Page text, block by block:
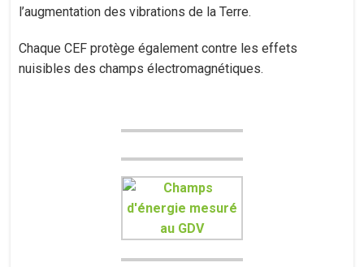
l’augmentation des vibrations de la Terre.
Chaque CEF protège également contre les effets
nuisibles des champs électromagnétiques.